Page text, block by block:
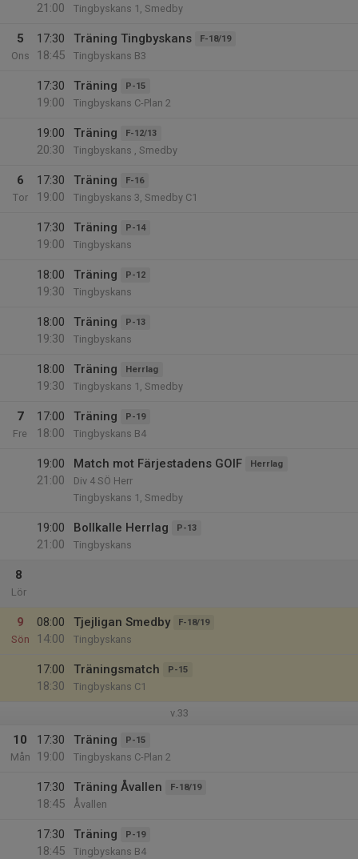
21:00
Tingbyskans 1, Smedby
5
Ons
17:30
18:45
Träning Tingbyskans F-18/19
Tingbyskans B3
17:30
19:00
Träning P-15
Tingbyskans C-Plan 2
19:00
20:30
Träning F-12/13
Tingbyskans , Smedby
6
Tor
17:30
19:00
Träning F-16
Tingbyskans 3, Smedby C1
17:30
19:00
Träning P-14
Tingbyskans
18:00
19:30
Träning P-12
Tingbyskans
18:00
19:30
Träning P-13
Tingbyskans
18:00
19:30
Träning Herrlag
Tingbyskans 1, Smedby
7
Fre
17:00
18:00
Träning P-19
Tingbyskans B4
19:00
21:00
Match mot Färjestadens GOIF Herrlag
Div 4 SÖ Herr
Tingbyskans 1, Smedby
19:00
21:00
Bollkalle Herrlag P-13
Tingbyskans
8
Lör
9
Sön
08:00
14:00
Tjejligan Smedby F-18/19
Tingbyskans
17:00
18:30
Träningsmatch P-15
Tingbyskans C1
v.33
10
Mån
17:30
19:00
Träning P-15
Tingbyskans C-Plan 2
17:30
18:45
Träning Åvallen F-18/19
Åvallen
17:30
18:45
Träning P-19
Tingbyskans B4